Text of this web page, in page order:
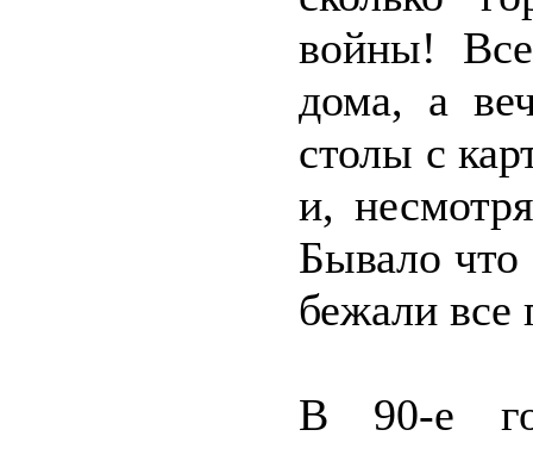
войны!
дома, а
столы с
и,
Бывало что
бежали все
В 90-е